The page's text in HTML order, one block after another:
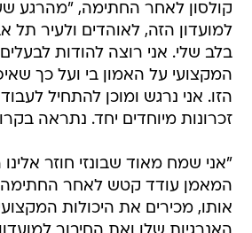
קולסון לאחר החתימה, "מהרגע
למועדון הזה, לאוהדים ולעיר תל
בלב שלי. אני רוצה להודות
המקצועי על האמון בי ועל כך
הזו. אני נרגש ומוכן להתחיל לעבוד
זכרונות מיוחדים יחד. נתראה
"אני שמח מאוד שבונזי חוזר
המאמן עודד קטש לאחר החתימה,
אותו, מכירים את היכולות